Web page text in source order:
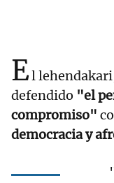
El
defendido "el
compromiso"
democracia y